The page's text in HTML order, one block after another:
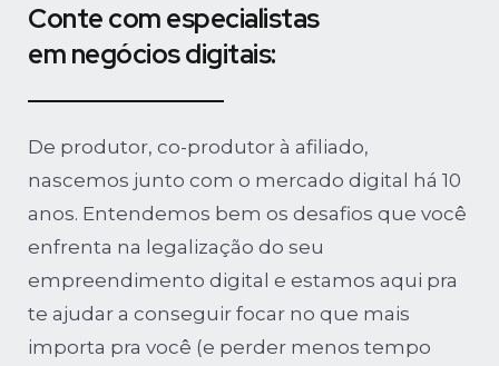
Conte com especialistas
em negócios digitais:
De produtor, co-produtor à afiliado,
nascemos junto com o mercado digital há 10
anos. Entendemos bem os desafios que você
enfrenta na legalização do seu
empreendimento digital e estamos aqui pra
te ajudar a conseguir focar no que mais
importa pra você (e perder menos tempo